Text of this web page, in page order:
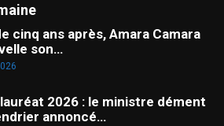
cinq ans après, Amara Camara
son…
2026 : le ministre dément
annoncé…